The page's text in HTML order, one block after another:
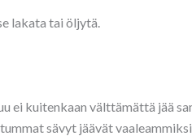
lakata tai öljytä.
ei kuitenkaan välttämättä jää
sävyt jäävät